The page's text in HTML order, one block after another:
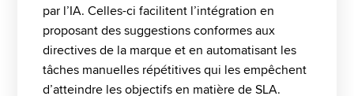
par l’IA. Celles-ci facilitent l’intégration en
proposant des suggestions conformes aux
directives de la marque et en automatisant les
tâches manuelles répétitives qui les empêchent
d’atteindre les objectifs en matière de SLA.